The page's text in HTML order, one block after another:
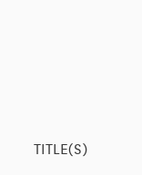
TITLE(S)